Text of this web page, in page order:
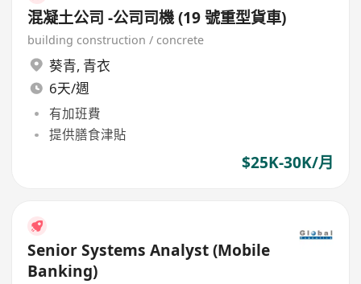
混凝土公司 -公司司機 (19 號重型貨車)
building construction / concrete
葵青, 青衣
6天/週
有加班費
提供膳食津貼
$25K-30K/月
Senior Systems Analyst (Mobile
Banking)